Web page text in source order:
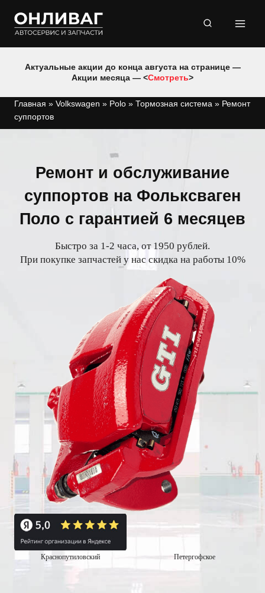
содержимому
Актуальные акции до конца августа на странице —
Акции месяца — <Смотреть>
Главная » Volkswagen » Polo » Тормозная система » Ремонт
суппортов
Ремонт и обслуживание
суппортов на Фольксваген
Поло с гарантией 6 месяцев
Быстро за 1-2 часа, от 1950 рублей.
При покупке запчастей у нас скидка на работы 10%
Краснопутиловский Петергофское